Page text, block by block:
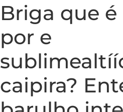
Briga que
por e
caipira?